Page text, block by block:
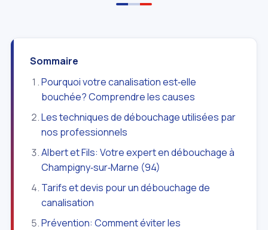
Sommaire
Pourquoi votre canalisation est‑elle
bouchée? Comprendre les causes
Les techniques de débouchage utilisées par
nos professionnels
Albert et Fils: Votre expert en débouchage à
Champigny‑sur‑Marne (94)
Tarifs et devis pour un débouchage de
canalisation
Prévention: Comment éviter les